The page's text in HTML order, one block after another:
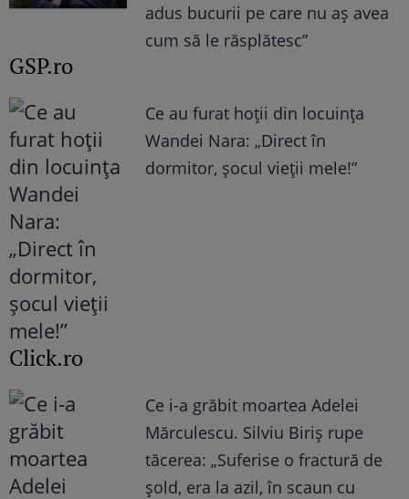
adus bucurii pe care nu aș avea
cum să le răsplătesc”
GSP.ro
Ce au furat hoții din locuința
Wandei Nara: „Direct în
dormitor, șocul vieții mele!”
Click.ro
Ce i-a grăbit moartea Adelei
Mărculescu. Silviu Biriș rupe
tăcerea: „Suferise o fractură de
șold, era la azil, în scaun cu